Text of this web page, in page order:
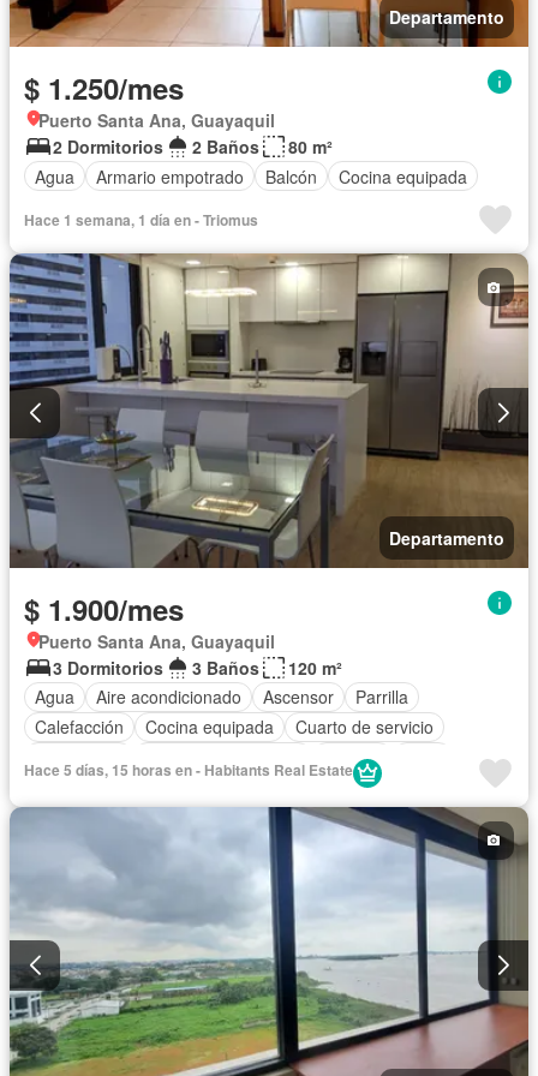
Departamento
$ 1.250/mes
Puerto Santa Ana, Guayaquil
2 Dormitorios
2 Baños
80 m²
Agua
Armario empotrado Balcón Cocina equipada
Hace 1 semana, 1 día en - Triomus
Departamento
$ 1.900/mes
Puerto Santa Ana, Guayaquil
3 Dormitorios
3 Baños
120 m²
Agua
Aire acondicionado Ascensor
Parrilla
Calefacción
Cocina equipada
Cuarto de servicio
Internet
Vista panorámica
Hace 5 días, 15 horas en - Habitants Real Estate